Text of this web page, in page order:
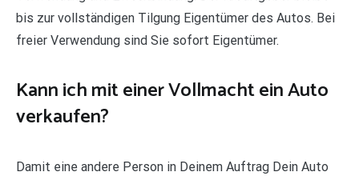
bis zur vollständigen Tilgung Eigentümer des Autos. Bei
freier Verwendung sind Sie sofort Eigentümer.
Kann ich mit einer Vollmacht ein Auto
verkaufen?
Damit eine andere Person in Deinem Auftrag Dein Auto